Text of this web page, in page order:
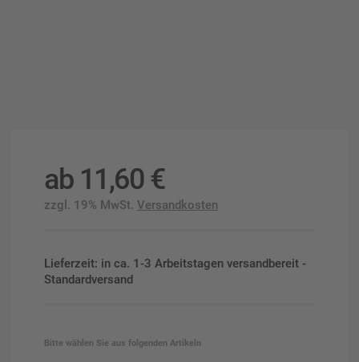
ab 11,60 €
zzgl. 19% MwSt. Versandkosten
Lieferzeit: in ca. 1-3 Arbeitstagen versandbereit -
Standardversand
Bitte wählen Sie aus folgenden Artikeln